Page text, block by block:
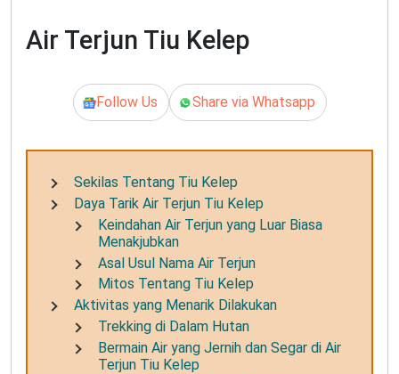
Air Terjun Tiu Kelep
Follow Us Share via Whatsapp
Sekilas Tentang Tiu Kelep
Daya Tarik Air Terjun Tiu Kelep
Keindahan Air Terjun yang Luar Biasa
Menakjubkan
Asal Usul Nama Air Terjun
Mitos Tentang Tiu Kelep
Aktivitas yang Menarik Dilakukan
Trekking di Dalam Hutan
Bermain Air yang Jernih dan Segar di Air
Terjun Tiu Kelep